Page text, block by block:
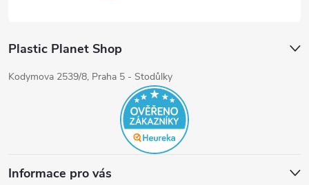
Plastic Planet Shop
Kodymova 2539/8, Praha 5 - Stodůlky
Informace pro vás